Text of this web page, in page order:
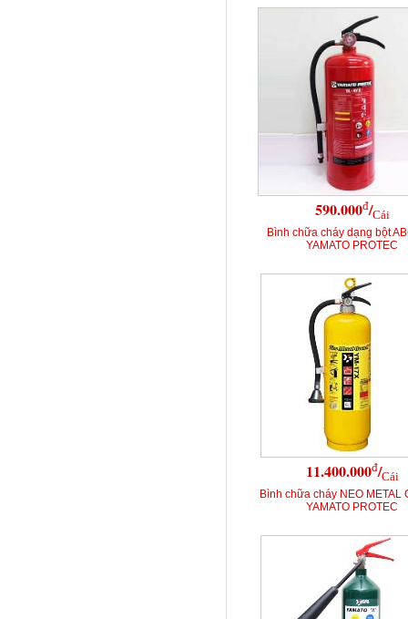
590.000đ/Cái
Bình chữa cháy dạng bột
YAMATO PROTEC
11.400.000đ/Cái
Bình chữa cháy NEO METAL
YAMATO PROTEC